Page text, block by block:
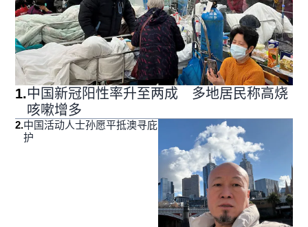
1.中国新冠阳性率升至两成 多地居民称高烧
咳嗽增多
2.中国活动人士孙愿平抵澳寻庇
护